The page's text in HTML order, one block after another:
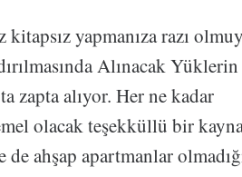
yapmanıza razı
Alınacak Yüklerin
zapta alıyor. Her ne kadar
olacak teşekküllü bir
ahşap apartmanlar